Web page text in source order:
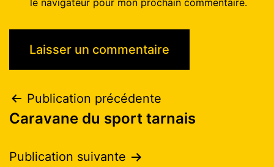
le navigateur pour mon prochain commentaire.
Publication précédente
Caravane du sport tarnais
Publication suivante